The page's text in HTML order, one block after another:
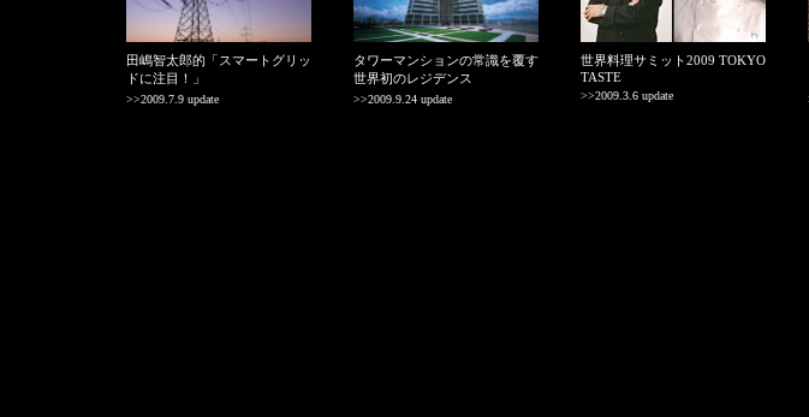
田嶋智太郎的「スマートグリッ
ドに注目！」
>>2009.7.9 update
タワーマンションの常識を覆す
世界初のレジデンス
>>2009.9.24 update
世界料理サミット2009 TOKYO
TASTE
>>2009.3.6 update